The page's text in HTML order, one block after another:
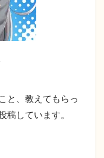
と、教えてもらっ
稿しています。